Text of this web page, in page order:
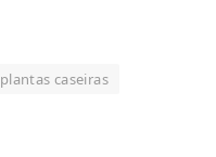
plantas caseiras